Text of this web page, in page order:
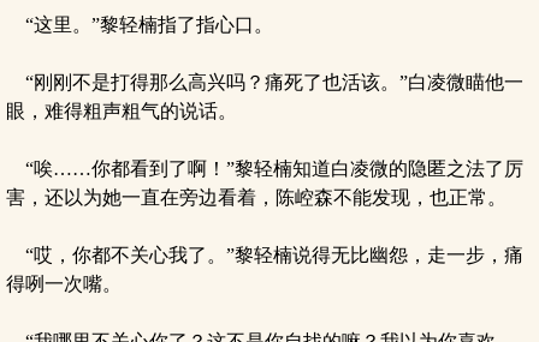
“这里。”黎轻楠指了指心口。
“刚刚不是打得那么高兴吗？痛死了也活该。”白凌微瞄他一
眼，难得粗声粗气的说话。
“唉……你都看到了啊！”黎轻楠知道白凌微的隐匿之法了厉
害，还以为她一直在旁边看着，陈崆森不能发现，也正常。
“哎，你都不关心我了。”黎轻楠说得无比幽怨，走一步，痛
得咧一次嘴。